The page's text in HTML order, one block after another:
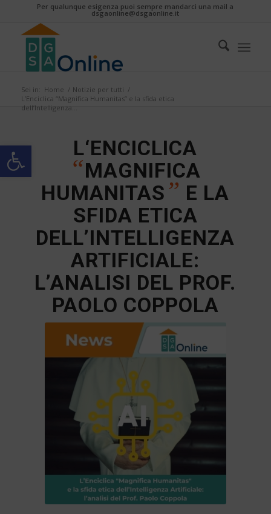
Apri la barra degli strumenti
Per qualunque esigenza puoi sempre mandarci una mail a
dsgaonline@dsgaonline.it
Sei in: Home / Notizie per tutti /
L’Enciclica “Magnifica Humanitas” e la sfida etica
dell’Intelligenza...
L‘ENCICLICA
“MAGNIFICA
HUMANITAS ” E LA
SFIDA ETICA
DELL’INTELLIGENZA
ARTIFICIALE:
L’ANALISI DEL PROF.
PAOLO COPPOLA